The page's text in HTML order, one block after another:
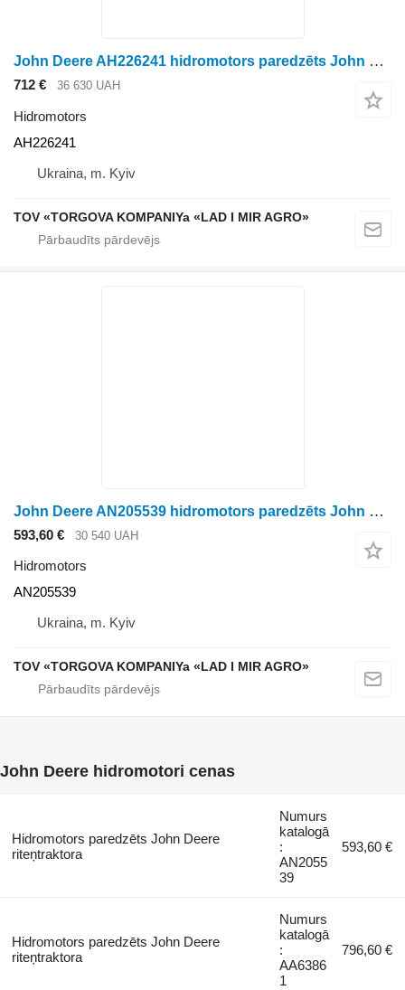
John Deere AH226241 hidromotors paredzēts John Deere riteņtraktora
712 € 36 630 UAH
Hidromotors
AH226241
Ukraina, m. Kyiv
TOV «TORGOVA KOMPANIYa «LAD I MIR AGRO»
John Deere AN205539 hidromotors paredzēts John Deere riteņtraktora
593,60 € 30 540 UAH
Hidromotors
AN205539
Ukraina, m. Kyiv
TOV «TORGOVA KOMPANIYa «LAD I MIR AGRO»
John Deere hidromotori cenas
Hidromotors paredzēts John Deere
riteņtraktora
Numurs
katalogā
:
AN2055
39
593,60 €
Hidromotors paredzēts John Deere
riteņtraktora
Numurs
katalogā
:
AA6386
1
796,60 €